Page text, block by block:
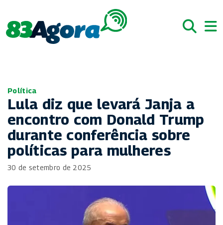
Política
Lula diz que levará Janja a
encontro com Donald Trump
durante conferência sobre
políticas para mulheres
30 de setembro de 2025